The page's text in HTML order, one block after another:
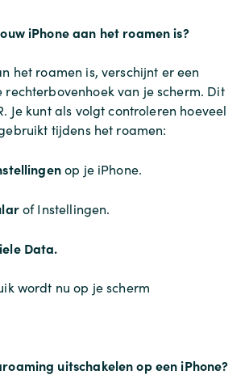
iPhone aan het roamen is?
het roamen is, verschijnt er een
van je scherm. Dit
Je kunt als volgt controleren hoeveel
tijdens het roamen:
op je iPhone.
of Instellingen.
Data.
wordt nu op je scherm
uitschakelen op een iPhone?